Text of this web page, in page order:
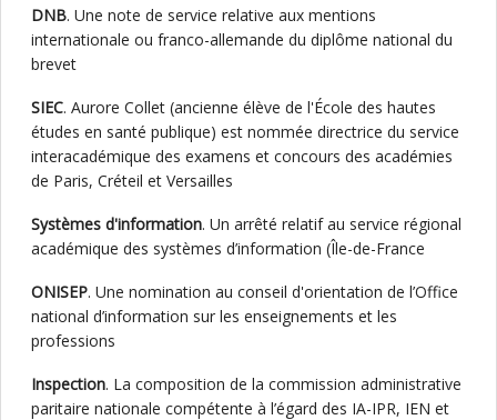
DNB. Une note de service relative aux mentions
internationale ou franco-allemande du diplôme national du
brevet
SIEC. Aurore Collet (ancienne élève de l'École des hautes
études en santé publique) est nommée directrice du service
interacadémique des examens et concours des académies
de Paris, Créteil et Versailles
Systèmes d'information. Un arrêté relatif au service régional
académique des systèmes d’information (Île-de-France
ONISEP. Une nomination au conseil d'orientation de l’Office
national d’information sur les enseignements et les
professions
Inspection. La composition de la commission administrative
paritaire nationale compétente à l’égard des IA-IPR, IEN et